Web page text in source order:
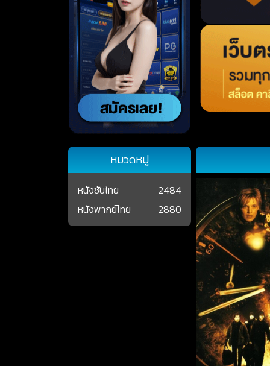
หมวดหมู่
หนังซับไทย
2484
หนังพากย์ไทย
2880